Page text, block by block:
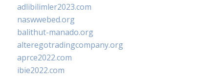
adlibilimler2023.com
naswwebed.org
balithut-manado.org
alteregotradingcompany.org
aprce2022.com
ibie2022.com